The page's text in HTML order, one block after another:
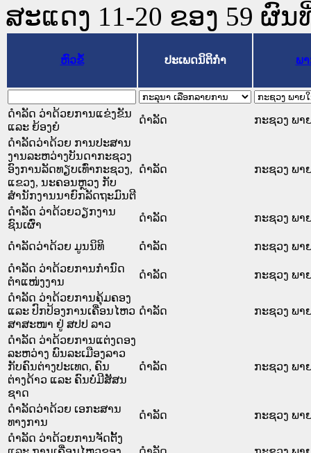
ສະແດງ 11-20 ຂອງ 59 ຜົນ
ຫົວຂໍ້ ປະເພດນິຕິກຳ ພ
ດຳລັດ ວ່າດ້ວຍການແຂ່ງຂັນ
ແລະ ຍ້ອງຍໍ
ດໍາລັດ
ກະຊວງ ພາ
ດຳລັດວ່າດ້ວຍ ການປະສານ
ງານລະຫວ່າງບັນດາກະຊວງ
ອົງການລັດທຽບເທົ່າກະຊວງ,
ແຂວງ, ນະຄອນຫຼວງ ກັບ
ສຳນັກງານນາຍົກລັດຖະມົນຕີ
ດໍາລັດ ກະຊວງ ພາ
ດໍາລັດ ວ່າດ້ວຍວຽກງານ
ຊົນເຜົ່າ
ດໍາລັດ ກະຊວງ ພາ
ດຳລັດວ່າດ້ວຍ ມູນນິທິ ດໍາລັດ
ກະຊວງ ພາ
ດໍາລັດ ວ່າດ້ວຍການກໍານົດ
ຕໍາແໜ່ງງານ
ດໍາລັດ
ກະຊວງ ພາ
ດຳລັດ ວ່າດ້ວຍການຄຸ້ມຄອງ
ແລະ ປົກປ້ອງການເຄື່ອນໄຫວ
ສາສະໜາ ຢູ່ ສປປ ລາວ
ດໍາລັດ ກະຊວງ ພາ
ດໍາລັດ ວ່າດ້ວຍການແຕ່ງດອງ
ລະຫວ່າງ ພົນລະເມືອງລາວ
ກັບຄົນຕ່າງປະເທດ, ຄົນ
ຕ່າງດ້າວ ແລະ ຄົນບໍ່ມີສັສນ
ຊາດ
ດໍາລັດ ກະຊວງ ພາ
ດຳລັດວ່າດ້ວຍ ເອກະສານ
ທາງການ
ດໍາລັດ
ກະຊວງ ພາ
ດຳລັດ ວ່າດ້ວຍການຈັດຕັ້ງ